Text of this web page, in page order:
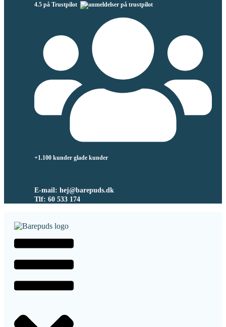
4.5 på Trustpilot
+1.100 kunder glade kunder
E-mail: hej@barepuds.dk
Tlf: 60 533 174